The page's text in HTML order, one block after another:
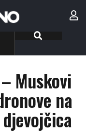
Muskovi
na